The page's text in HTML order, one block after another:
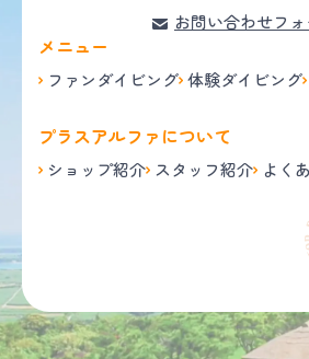
お問い合わせフォ
メニュー
ファンダイビング 体験ダイビング
プラスアルファについて
ショップ紹介 スタッフ紹介 よく